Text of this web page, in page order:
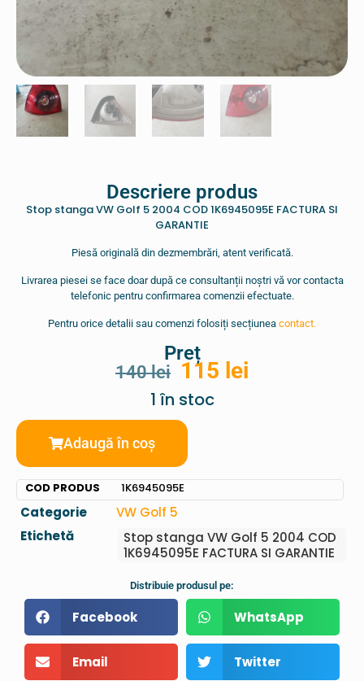
Descriere produs
Stop stanga VW Golf 5 2004 COD 1K6945095E FACTURA SI
GARANTIE
Piesă originală din dezmembrări, atent verificată.
Livrarea piesei se face doar după ce consultanții noștri vă vor contacta
telefonic pentru confirmarea comenzii efectuate.
Pentru orice detalii sau comenzi folosiți secțiunea contact.
Preț
140lei 115 lei
1 în stoc
Adaugă în coș
COD PRODUS 1K6945095E
Categorie
VW Golf 5
Etichetă
Stop stanga VW Golf 5 2004 COD
1K6945095E FACTURA SI GARANTIE
Distribuie produsul pe:
Facebook WhatsApp
Email Twitter